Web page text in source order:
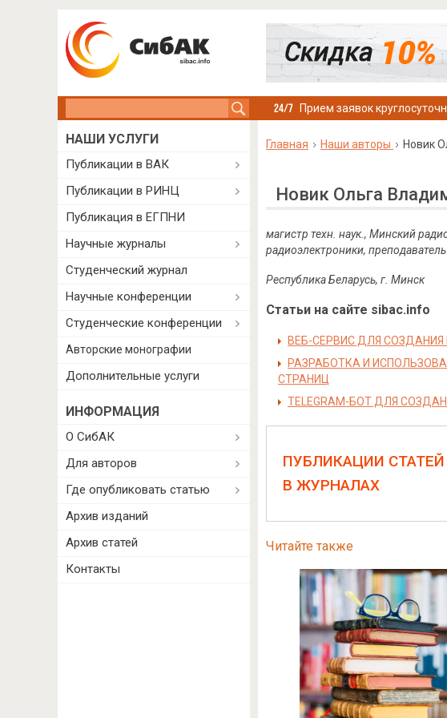
Прием заявок
Главная Наши авторы Новик
Новик Ольга
магистр техн. наук., Минский
радиоэлектроники,
Республика Беларусь, г. Минск
Статьи на сайте sibac.info
ВЕБ-СЕРВИС ДЛЯ
РАЗРАБОТКА И
СТРАНИЦ
TELEGRAM-БОТ ДЛЯ
ПУБЛИКАЦИИ СТАТЕЙ
В ЖУРНАЛАХ
Читайте также
НАШИ УСЛУГИ
Публикации в ВАК
Публикации в РИНЦ
Публикация в ЕГПНИ
Научные журналы
Студенческий журнал
Научные конференции
Студенческие конференции
Авторские монографии
Дополнительные услуги
ИНФОРМАЦИЯ
О СибАК
Для авторов
Где опубликовать статью
Архив изданий
Архив статей
Контакты